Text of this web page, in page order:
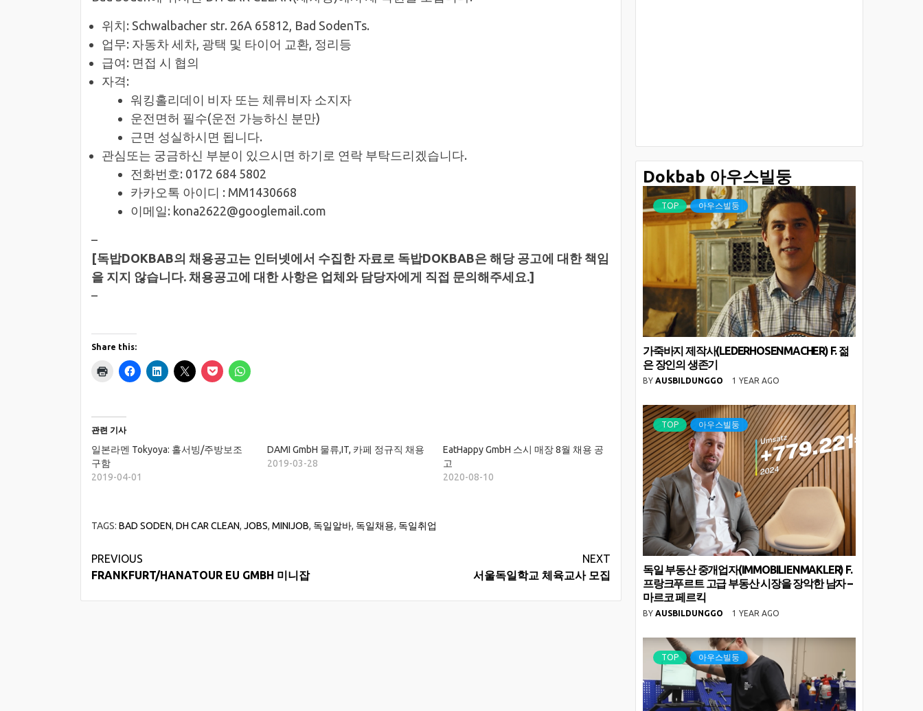
위치: Schwalbacher str. 26A 65812, Bad SodenTs.
업무: 자동차 세차, 광택 및 타이어 교환, 정리등
급여: 면접 시 협의
자격:
워킹홀리데이 비자 또는 체류비자 소지자
운전면허 필수(운전 가능하신 분만)
근면 성실하시면 됩니다.
관심또는 궁금하신 부분이 있으시면 하기로 연락 부탁드리겠습니다.
전화번호: 0172 684 5802
카카오톡 아이디 : MM1430668
이메일: kona2622@googlemail.com
–
[독밥DOKBAB의 채용공고는 인터넷에서 수집한 자료로 독밥DOKBAB은 해당 공고에 대한 책임
을 지지 않습니다. 채용공고에 대한 사항은 업체와 담당자에게 직접 문의해주세요.]
–
Share this:
관련 기사
일본라멘 Tokyoya: 홀서빙/주방보조
구함
2019-04-01
DAMI GmbH 물류,IT, 카페 정규직 채용
2019-03-28
EatHappy GmbH 스시 매장 8월 채용 공
고
2020-08-10
TAGS: BAD SODEN, DH CAR CLEAN, JOBS, MINIJOB, 독일알바, 독일채용, 독일취업
Continue
Reading
PREVIOUS
FRANKFURT/HANATOUR EU GMBH 미니잡
NEXT
서울독일학교 체육교사 모집
Dokbab 아우스빌둥
TOP 아우스빌둥
가죽바지 제작사(LEDERHOSENMACHER) F. 젊
은 장인의 생존기
BY AUSBILDUNGGO 1 YEAR AGO
TOP 아우스빌둥
독일 부동산 중개업자(IMMOBILIENMAKLER) F.
프랑크푸르트 고급 부동산 시장을 장악한 남자 –
마르코 페르킥
BY AUSBILDUNGGO 1 YEAR AGO
TOP 아우스빌둥